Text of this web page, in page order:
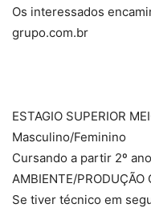
Os interessados
grupo.com.br
ESTAGIO SUPERIOR
Masculino/Feminino
Cursando a partir 2º
AMBIENTE/PRODUÇÃO
Se tiver técnico em